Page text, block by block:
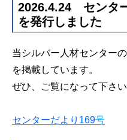
2026.4.24 センタ
を発行しました
当シルバー人材センター
を掲載しています。
ぜひ、ご覧になって下さい
センターだより 169号